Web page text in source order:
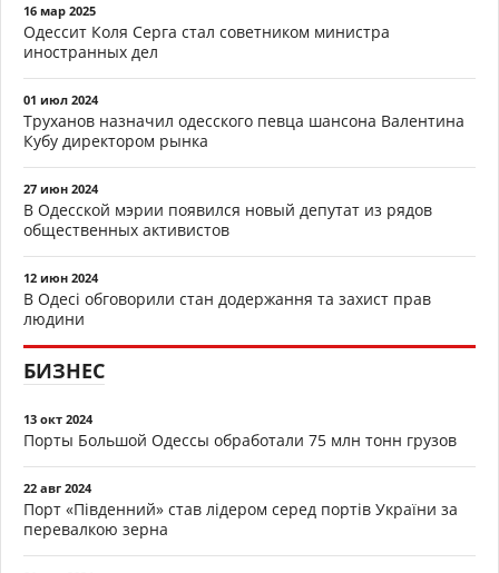
16 мар 2025
Одессит Коля Серга стал советником министра
иностранных дел
01 июл 2024
Труханов назначил одесского певца шансона Валентина
Кубу директором рынка
27 июн 2024
В Одесской мэрии появился новый депутат из рядов
общественных активистов
12 июн 2024
В Одесі обговорили стан додержання та захист прав
людини
БИЗНЕС
13 окт 2024
Порты Большой Одессы обработали 75 млн тонн грузов
22 авг 2024
Порт «Південний» став лідером серед портів України за
перевалкою зерна